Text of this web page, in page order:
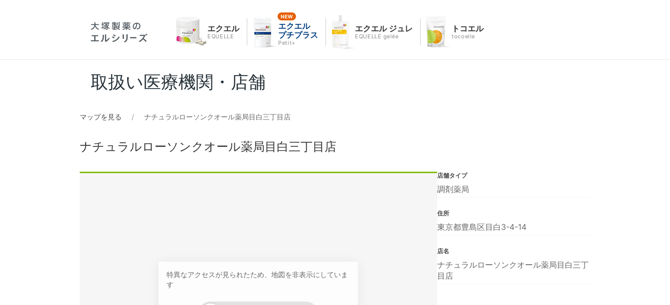
エクエル
EQUELLE
エクエル
プチプラス
Petit+
エクエル ジュレ
EQUELLE gelée
トコエル
tocoelle
取扱い医療機関・店舗
マップを見る ナチュラルローソンクオール薬局目白三丁目店
ナチュラルローソンクオール薬局目白三丁目店
特異なアクセスが見られたため、地図を非表示にしていま
す
店舗タイプ
調剤薬局
住所
東京都豊島区目白3-4-14
店名
ナチュラルローソンクオール薬局目白三丁
目店